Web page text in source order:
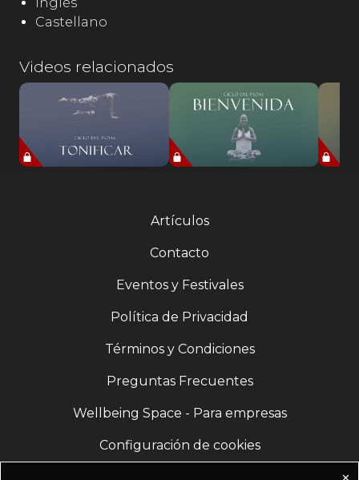
Castellano
Videos relacionados
Artículos
Contacto
Eventos y Festivales
Política de Privacidad
Términos y Condiciones
Preguntas Frecuentes
Wellbeing Space - Para empresas
Configuración de cookies